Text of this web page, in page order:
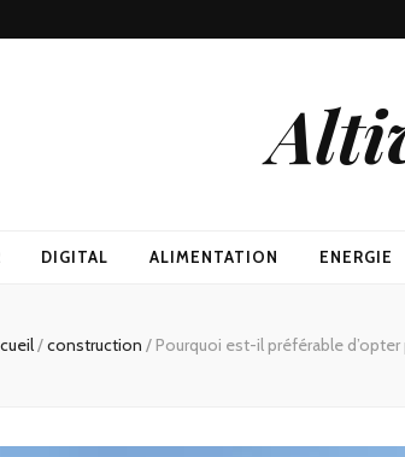
DIGITAL ALIMENTATION ENERGIE
/construction / Pourquoi est-il préférable